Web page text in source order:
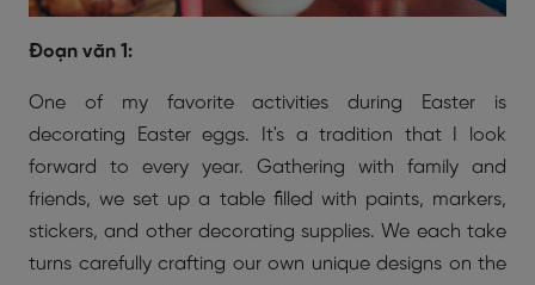
Đoạn văn 1:
One of my favorite activities during Easter is
decorating Easter eggs. It's a tradition that I look
forward to every year. Gathering with family and
friends, we set up a table filled with paints, markers,
stickers, and other decorating supplies. We each take
turns carefully crafting our own unique designs on the